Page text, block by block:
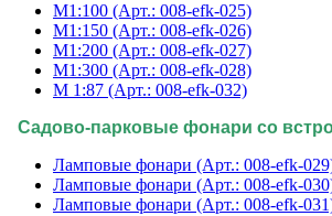
М1:100 (Арт.: 008-efk-025)
М1:150 (Арт.: 008-efk-026)
М1:200 (Арт.: 008-efk-027)
М1:300 (Арт.: 008-efk-028)
М 1:87 (Арт.: 008-efk-032)
Садово-парковые фонари со
Ламповые фонари (Арт.: 008-efk-
Ламповые фонари (Арт.: 008-efk-
Ламповые фонари (Арт.: 008-efk-